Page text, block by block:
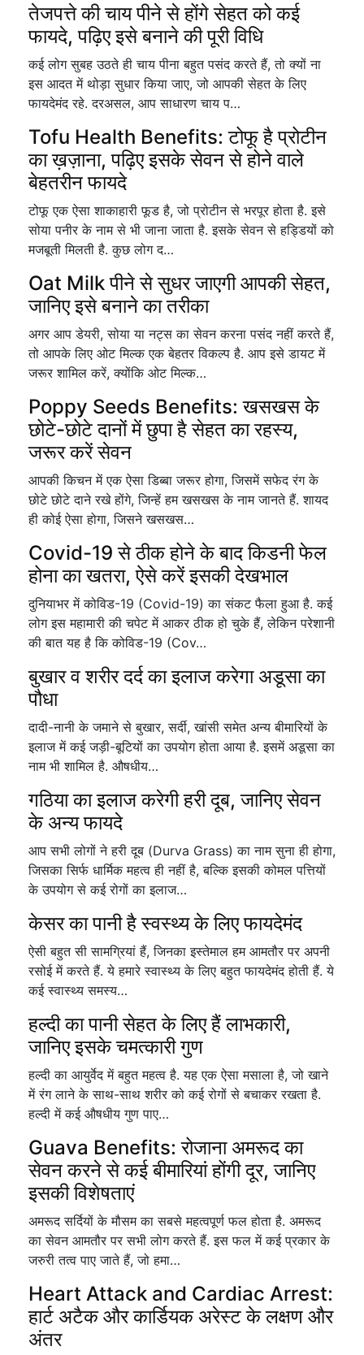
तेजपत्ते की चाय पीने से होंगे सेहत को कई
फायदे, पढ़िए इसे बनाने की पूरी विधि
कई लोग सुबह उठते ही चाय पीना बहुत पसंद करते हैं, तो क्यों ना
इस आदत में थोड़ा सुधार किया जाए, जो आपकी सेहत के लिए
फायदेमंद रहे. दरअसल, आप साधारण चाय प…
Tofu Health Benefits: टोफू है प्रोटीन
का ख़ज़ाना, पढ़िए इसके सेवन से होने वाले
बेहतरीन फायदे
टोफू एक ऐसा शाकाहारी फूड है, जो प्रोटीन से भरपूर होता है. इसे
सोया पनीर के नाम से भी जाना जाता है. इसके सेवन से हड्डियों को
मजबूती मिलती है. कुछ लोग द…
Oat Milk पीने से सुधर जाएगी आपकी सेहत,
जानिए इसे बनाने का तरीका
अगर आप डेयरी, सोया या नट्स का सेवन करना पसंद नहीं करते हैं,
तो आपके लिए ओट मिल्क एक बेहतर विकल्प है. आप इसे डायट में
जरूर शामिल करें, क्योंकि ओट मिल्क…
Poppy Seeds Benefits: खसखस के
छोटे-छोटे दानों में छुपा है सेहत का रहस्य,
जरूर करें सेवन
आपकी किचन में एक ऐसा डिब्बा जरूर होगा, जिसमें सफेद रंग के
छोटे छोटे दाने रखे होंगे, जिन्हें हम खसखस के नाम जानते हैं. शायद
ही कोई ऐसा होगा, जिसने खसखस…
Covid-19 से ठीक होने के बाद किडनी फेल
होना का खतरा, ऐसे करें इसकी देखभाल
दुनियाभर में कोविड-19 (Covid-19) का संकट फैला हुआ है. कई
लोग इस महामारी की चपेट में आकर ठीक हो चुके हैं, लेकिन परेशानी
की बात यह है कि कोविड-19 (Cov…
बुखार व शरीर दर्द का इलाज करेगा अडूसा का
पौधा
दादी-नानी के जमाने से बुखार, सर्दी, खांसी समेत अन्य बीमारियों के
इलाज में कई जड़ी-बूटियों का उपयोग होता आया है. इसमें अडूसा का
नाम भी शामिल है. औषधीय…
गठिया का इलाज करेगी हरी दूब, जानिए सेवन
के अन्य फायदे
आप सभी लोगों ने हरी दूब (Durva Grass) का नाम सुना ही होगा,
जिसका सिर्फ धार्मिक महत्व ही नहीं है, बल्कि इसकी कोमल पत्तियों
के उपयोग से कई रोगों का इलाज…
केसर का पानी है स्वस्थ्य के लिए फायदेमंद
ऐसी बहुत सी सामग्रियां हैं, जिनका इस्तेमाल हम आमतौर पर अपनी
रसोई में करते हैं. ये हमारे स्वास्थ्य के लिए बहुत फायदेमंद होती हैं. ये
कई स्वास्थ्य समस्य…
हल्दी का पानी सेहत के लिए हैं लाभकारी,
जानिए इसके चमत्कारी गुण
हल्दी का आयुर्वेद में बहुत महत्व है. यह एक ऐसा मसाला है, जो खाने
में रंग लाने के साथ-साथ शरीर को कई रोगों से बचाकर रखता है.
हल्दी में कई औषधीय गुण पाए…
Guava Benefits: रोजाना अमरूद का
सेवन करने से कई बीमारियां होंगी दूर, जानिए
इसकी विशेषताएं
अमरूद सर्दियों के मौसम का सबसे महत्वपूर्ण फल होता है. अमरूद
का सेवन आमतौर पर सभी लोग करते हैं. इस फल में कई प्रकार के
जरुरी तत्व पाए जाते हैं, जो हमा…
Heart Attack and Cardiac Arrest:
हार्ट अटैक और कार्डियक अरेस्ट के लक्षण और
अंतर